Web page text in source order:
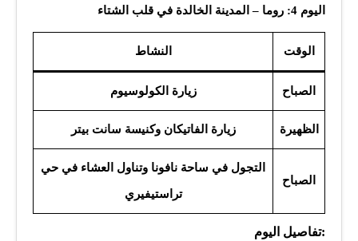
اليوم 4: روما – المدينة الخالدة في قلب الشتاء
النشاط الوقت
زيارة الكولوسيوم الصباح
زيارة الفاتيكان وكنيسة سانت بيتر الظهيرة
التجول في ساحة نافونا وتناول العشاء في حي
تراستيفيري
الصباح
:تفاصيل اليوم